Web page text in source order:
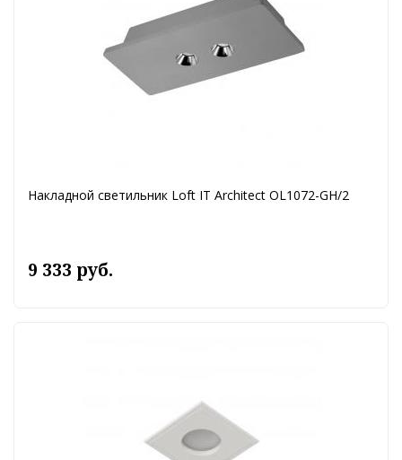
Накладной светильник Loft IT Architect OL1072-GH/2
9 333 руб.